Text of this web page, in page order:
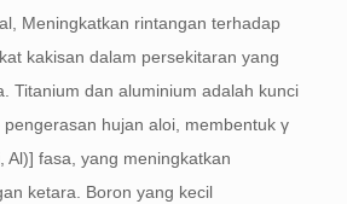
Meningkatkan rintangan terhadap
kakisan dalam persekitaran yang
Titanium dan aluminium adalah kunci
hujan aloi, membentuk γ
Al)] fasa, yang meningkatkan
ketara. Boron yang kecil